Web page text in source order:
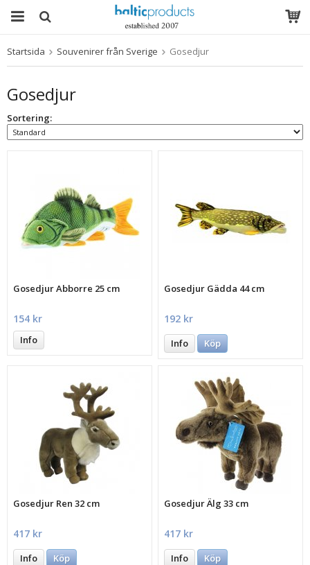
Startsida Souvenirer från Sverige Gosedjur
Gosedjur
Sortering:
Gosedjur Abborre 25 cm
154 kr
Info
Gosedjur Gädda 44 cm
192 kr
Info Köp
Gosedjur Ren 32 cm
417 kr
Info Köp
Gosedjur Älg 33 cm
417 kr
Info Köp